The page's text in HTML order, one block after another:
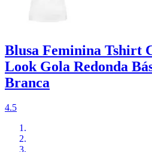
Blusa Feminina Tshirt
Look Gola Redonda
Branca
4.5